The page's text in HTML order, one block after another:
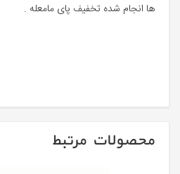
ها انجام شده تخفیف پای مامعله .
محصولات مرتبط